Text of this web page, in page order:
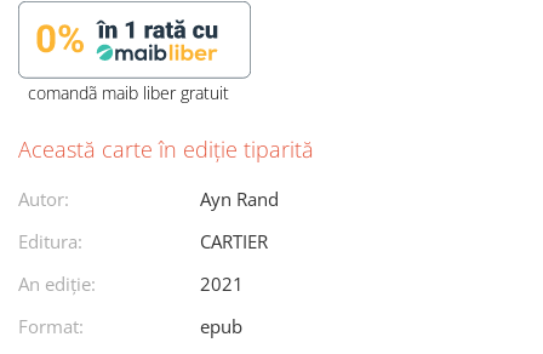
comandã maib liber gratuit
Această carte în ediție tiparită
Autor:
Ayn Rand
Editura:
CARTIER
An ediţie:
2021
Format:
epub